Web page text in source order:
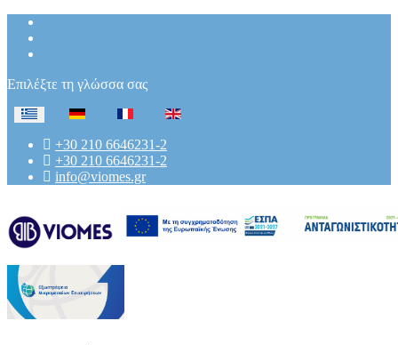
Επιλέξτε τη γλώσσα σας
+30 210 6646231-2
+30 210 6646231-2
info@viomes.gr